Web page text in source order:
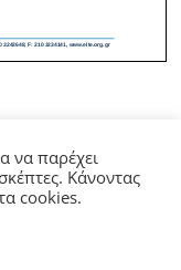
να παρέχει
Κάνοντας
cookies.